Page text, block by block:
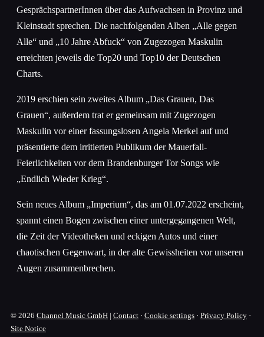
GesprächspartnerInnen über das Aufwachsen in Provinz und
Kleinstadt sprechen. Die nachfolgenden Alben „Alle gegen
Alle“ und „10 Jahre Abfuck“ von Zugezogen Maskulin
erreichten jeweils die Top20 und Top10 der Deutschen
Charts.
2019 erschien sein zweites Album „Das Grauen, Das
Grauen“, außerdem trat er gemeinsam mit Zugezogen
Maskulin vor einer fassungslosen Angela Merkel auf und
präsentierte dem irritierten Publikum der Mauerfall-
Feierlichkeiten vor dem Brandenburger Tor Songs wie
„Endlich Wieder Krieg“.
Sein neues Album „Imperium“, das am 01.07.2022 erscheint,
spannt einen Bogen zwischen einer untergegangenen Welt,
die Zeit der Videotheken und eckigen Autos und einer
chaotischen Gegenwart, in der alte Gewissheiten vor unseren
Augen zusammenbrechen.
© 2026 Channel Music GmbH | Contact · Cookie settings · Privacy Policy ·
Site Notice